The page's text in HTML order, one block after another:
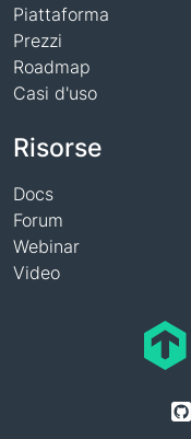
Piattaforma
Prezzi
Roadmap
Casi d'uso
Risorse
Docs
Forum
Webinar
Video